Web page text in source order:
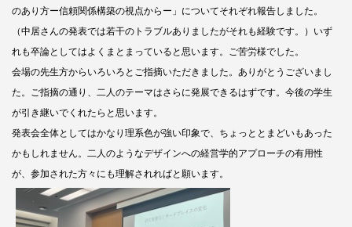
のあり方ー信頼関係構築の視点からー」についてそれぞれ報告しました。
（中居さんの発表では若干のトラブルありましたがそれも経験です。）いず
れも卒論としてはよくまとまっていると思います。 ご苦労様でした。
会場の先生方からいろいろとご指摘いただきました。ありがとうございまし
た。ご指摘の通り、二人のテーマはさらに発展できるはずです。今後の学生
が引き継いでくれたらと思います。
発表会全体としてはかなり理系色が強い印象で、ちょっととまどいもあった
かもしれません。二人のようなデザインへの経営学的アプローチの有用性
が、参加された方々にも理解されればと願います。